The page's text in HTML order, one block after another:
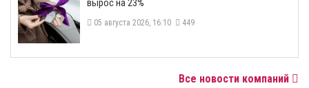
вырос на 23%
05 августа 2026, 16:10 449
Все новости компаний